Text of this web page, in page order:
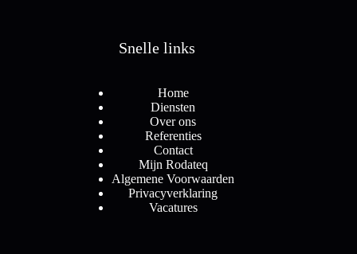
Snelle links
Home
Diensten
Over ons
Referenties
Contact
Mijn Rodateq
Algemene Voorwaarden
Privacyverklaring
Vacatures